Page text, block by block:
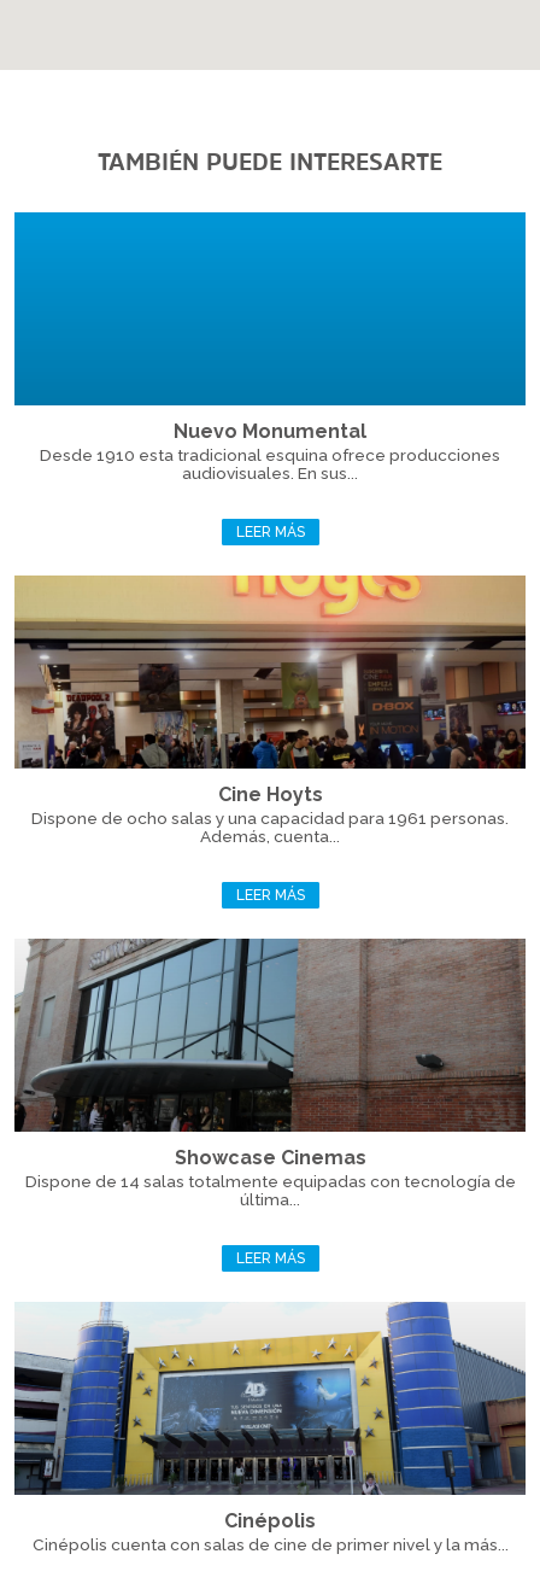
TAMBIÉN PUEDE INTERESARTE
Nuevo Monumental
Desde 1910 esta tradicional esquina ofrece producciones
audiovisuales. En sus...
LEER MÁS
Cine Hoyts
Dispone de ocho salas y una capacidad para 1961 personas.
Además, cuenta...
LEER MÁS
Showcase Cinemas
Dispone de 14 salas totalmente equipadas con tecnología de
última...
LEER MÁS
Cinépolis
Cinépolis cuenta con salas de cine de primer nivel y la más...